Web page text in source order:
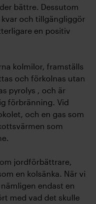
bättre. Dessutom
och tillgängliggör
en positiv
kolmilor, framställs
och förkolnas utan
pyrolys , och är
förbränning. Vid
och en gas som
som
jordförbättrare,
en kolsänka. När vi
endast en
med vad det skulle